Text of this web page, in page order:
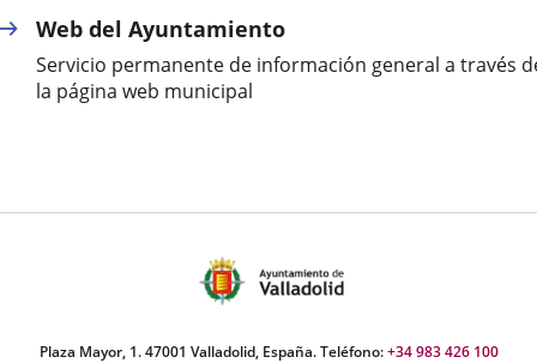
Web del Ayuntamiento
Servicio permanente de información general a través
la página web municipal
Plaza Mayor, 1. 47001 Valladolid, España. Teléfono:+34 983 426 100